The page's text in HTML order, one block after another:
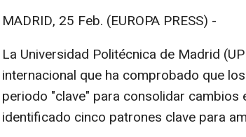
MADRID, 25 Feb. (EUROPA PRESS) -
La Universidad Politécnica de Madrid
internacional que ha comprobado que
periodo "clave" para consolidar cambios
identificado cinco patrones clave para